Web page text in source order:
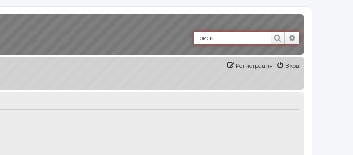
Поиск
Вход
Регистрация